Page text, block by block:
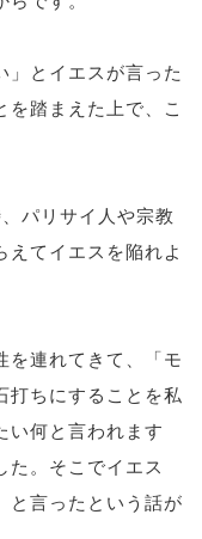
」とイエスが言った
踏まえた上で、こ
パリサイ人や宗教
てイエスを陥れよ
を連れてきて、「モ
打ちにすることを私
い何と言われます
た。そこでイエス
と言ったという話が